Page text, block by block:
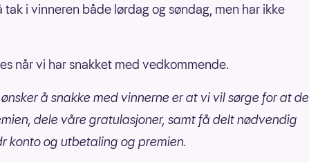
i vinneren både lørdag og søndag, men har ikke
når vi har snakket med vedkommende.
å snakke med vinnerne er at vi vil sørge for at de
dele våre gratulasjoner, samt få delt nødvendig
konto og utbetaling og premien.